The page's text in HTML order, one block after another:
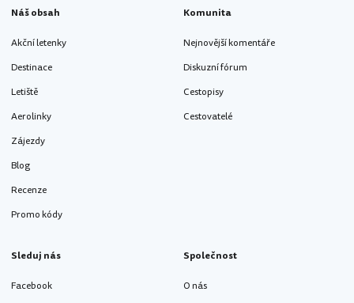
Náš obsah
Akční letenky
Destinace
Letiště
Aerolinky
Zájezdy
Blog
Recenze
Promo kódy
Komunita
Nejnovější komentáře
Diskuzní fórum
Cestopisy
Cestovatelé
Sleduj nás
Facebook
Společnost
O nás